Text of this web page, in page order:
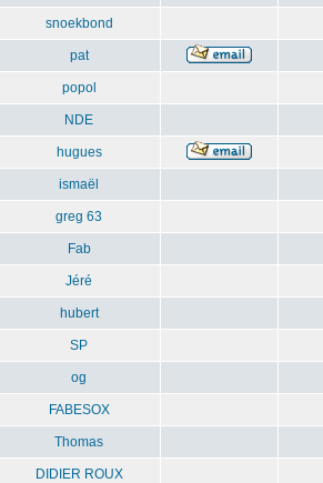
snoekbond
pat
popol
NDE
hugues
ismaël
greg 63
Fab
Jéré
hubert
SP
og
FABESOX
Thomas
DIDIER ROUX